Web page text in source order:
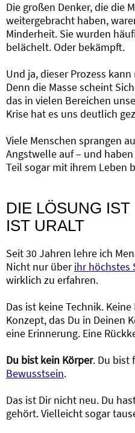
Die großen Denker, die die
weitergebracht haben,
Minderheit. Sie wurden
belächelt. Oder bekämpft.
Und ja, dieser Prozess
Denn die Masse scheint
das in vielen Bereichen
Krise hat es uns deutlich
Viele Menschen sprangen
Angstwelle auf – und
Teil sogar mit ihrem Leben
DIE LÖSUNG
IST URALT
Seit 30 Jahren lehre ich
Nicht nur überihr höchstes
wirklich zu erfahren.
Das ist keine Technik.
Konzept, das Du in Deinen
eine Erinnerung. Eine
Du bist kein Körper. Du bist
Bewusstsein.
Das ist Dir nicht neu. Du
gehört. Vielleicht sogar